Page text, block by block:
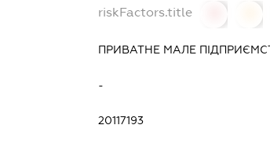
riskFactors.title
ПРИВАТНЕ МАЛЕ
-
20117193